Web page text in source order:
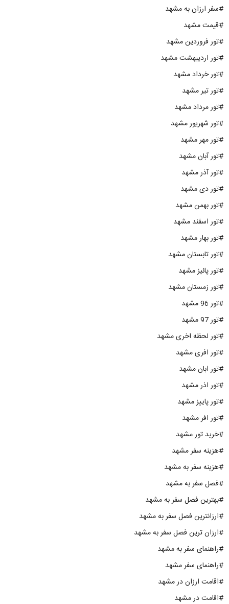
#سفر ارزان به مشهد
#قیمت مشهد
#تور فروردین مشهد
#تور اردیبهشت مشهد
#تور خرداد مشهد
#تور تیر مشهد
#تور مرداد مشهد
#تور شهریور مشهد
#تور مهر مشهد
#تور آبان مشهد
#تور آذر مشهد
#تور دی مشهد
#تور بهمن مشهد
#تور اسفند مشهد
#تور بهار مشهد
#تور تابستان مشهد
#تور پائیز مشهد
#تور زمستان مشهد
#تور 96 مشهد
#تور 97 مشهد
#تور لحظه اخری مشهد
#تور افری مشهد
#تور ابان مشهد
#تور اذر مشهد
#تور پاییز مشهد
#تور افر مشهد
#خرید تور مشهد
#هزینه سفر مشهد
#هزینه سفر به مشهد
#فصل سفر به مشهد
#بهترین فصل سفر به مشهد
#ارزانترین فصل سفر به مشهد
#ارزان ترین فصل سفر به مشهد
#راهنمای سفر به مشهد
#راهنمای سفر مشهد
#اقامت ارزان در مشهد
#اقامت در مشهد